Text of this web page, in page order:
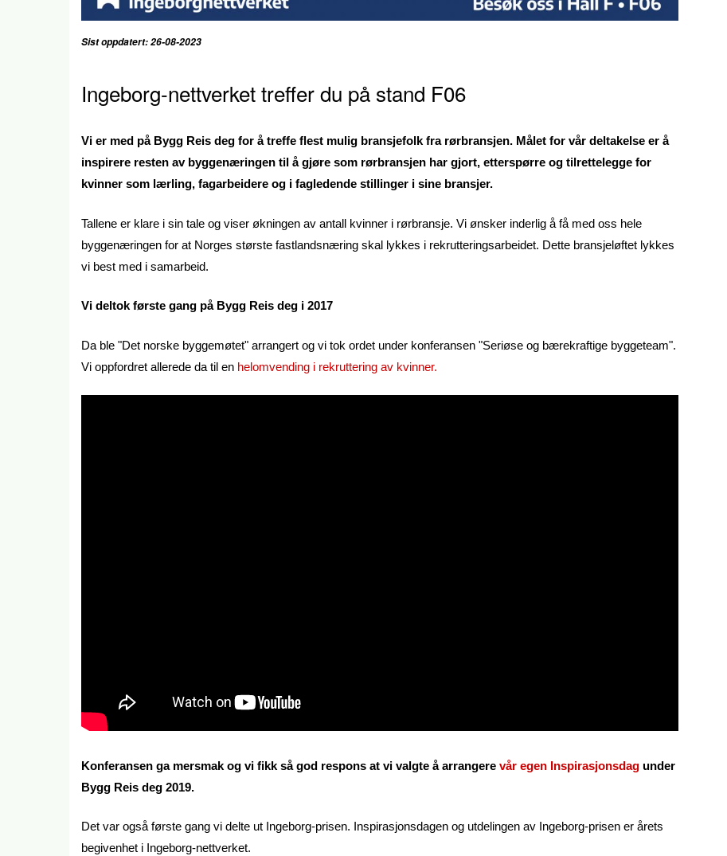
Sist oppdatert: 26-08-2023
Ingeborg-nettverket treffer du på stand F06
Vi er med på Bygg Reis deg for å treffe flest mulig bransjefolk fra rørbransjen. Målet for vår deltakelse er å
inspirere resten av byggenæringen til å gjøre som rørbransjen har gjort, etterspørre og tilrettelegge for
kvinner som lærling, fagarbeidere og i fagledende stillinger i sine bransjer.
Tallene er klare i sin tale og viser økningen av antall kvinner i rørbransje. Vi ønsker inderlig å få med oss hele
byggenæringen for at Norges største fastlandsnæring skal lykkes i rekrutteringsarbeidet. Dette bransjeløftet lykkes
vi best med i samarbeid.
Vi deltok første gang på Bygg Reis deg i 2017
Da ble "Det norske byggemøtet" arrangert og vi tok ordet under konferansen "Seriøse og bærekraftige byggeteam".
Vi oppfordret allerede da til en helomvending i rekruttering av kvinner.
Konferansen ga mersmak og vi fikk så god respons at vi valgte å arrangere vår egen Inspirasjonsdag under
Bygg Reis deg 2019.
Det var også første gang vi delte ut Ingeborg-prisen. Inspirasjonsdagen og utdelingen av Ingeborg-prisen er årets
begivenhet i Ingeborg-nettverket.